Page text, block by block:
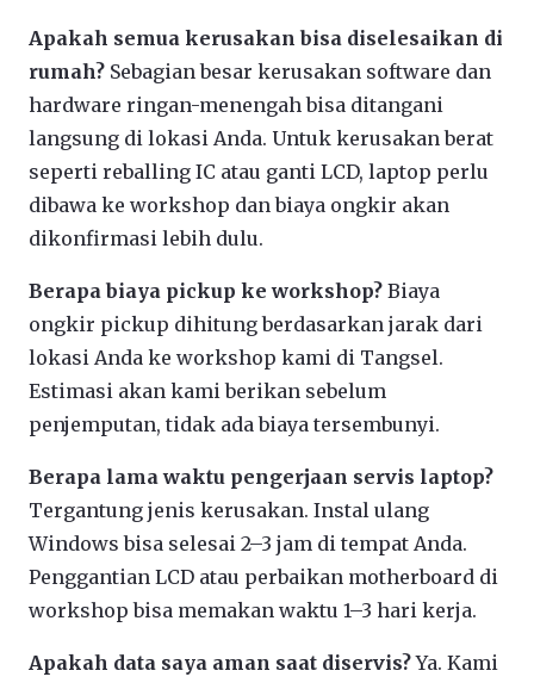
Apakah semua kerusakan bisa diselesaikan di
rumah? Sebagian besar kerusakan software dan
hardware ringan-menengah bisa ditangani
langsung di lokasi Anda. Untuk kerusakan berat
seperti reballing IC atau ganti LCD, laptop perlu
dibawa ke workshop dan biaya ongkir akan
dikonfirmasi lebih dulu.
Berapa biaya pickup ke workshop? Biaya
ongkir pickup dihitung berdasarkan jarak dari
lokasi Anda ke workshop kami di Tangsel.
Estimasi akan kami berikan sebelum
penjemputan, tidak ada biaya tersembunyi.
Berapa lama waktu pengerjaan servis laptop?
Tergantung jenis kerusakan. Instal ulang
Windows bisa selesai 2–3 jam di tempat Anda.
Penggantian LCD atau perbaikan motherboard di
workshop bisa memakan waktu 1–3 hari kerja.
Apakah data saya aman saat diservis?Ya. Kami